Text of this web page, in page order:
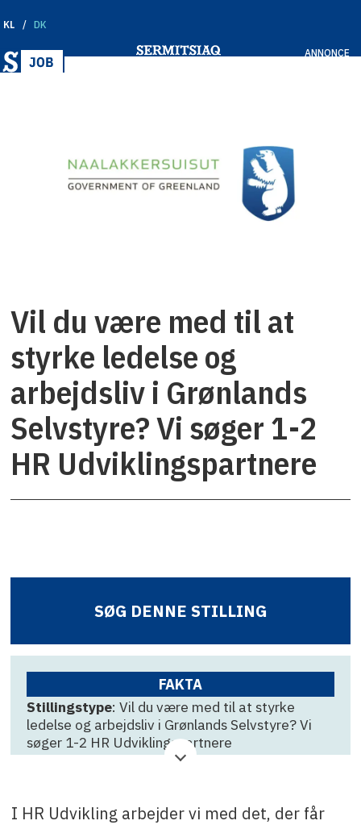
KL DK
ANNONCE
Vil du være med til at
styrke ledelse og
arbejdsliv i Grønlands
Selvstyre? Vi søger 1-2
HR Udviklingspartnere
SØG DENNE STILLING
FAKTA
Stillingstype: Vil du være med til at styrke
ledelse og arbejdsliv i Grønlands Selvstyre? Vi
søger 1-2 HR Udviklingspartnere
Ansøgningsfrist: 26. juni
I HR Udvikling arbejder vi med det, der får